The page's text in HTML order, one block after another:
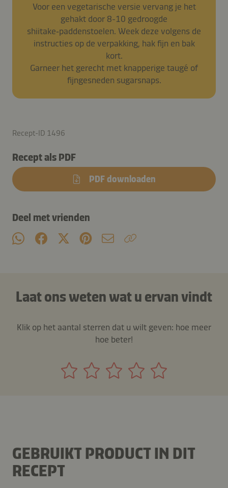
Voor een vegetarische versie vervang je het
gehakt door 8-10 gedroogde
shiitake‑paddenstoelen. Week deze volgens de
instructies op de verpakking, hak fijn en bak
kort.
Garneer het gerecht met knapperige taugé of
fijngesneden sugarsnaps.
Recept-ID 1496
Recept als PDF
PDF downloaden
Deel met vrienden
Laat ons weten wat u ervan vindt
Klik op het aantal sterren dat u wilt geven: hoe meer
hoe beter!
GEBRUIKT PRODUCT IN DIT
RECEPT